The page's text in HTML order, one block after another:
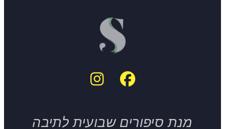
מנת סיפורים שבועית לתיבה